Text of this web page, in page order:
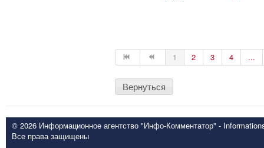
1 2 3 4 ...
Вернуться
© 2026 Информационное агентство "Инфо-Комментатор" -
Все права защищены